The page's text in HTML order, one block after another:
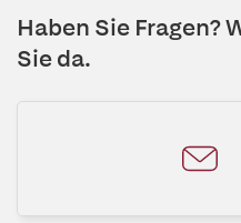
Haben Sie Fragen?
Sie da.